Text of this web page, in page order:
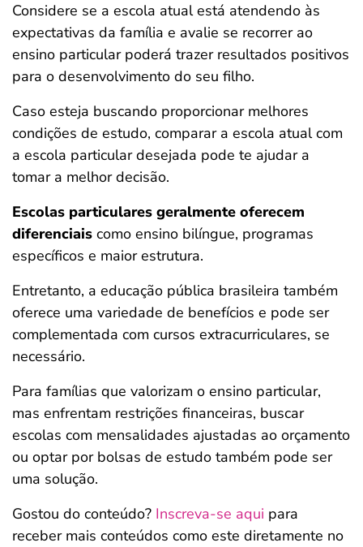
Considere se a escola atual está atendendo às
expectativas da família e avalie se recorrer ao
ensino particular poderá trazer resultados positivos
para o desenvolvimento do seu filho.
Caso esteja buscando proporcionar melhores
condições de estudo, comparar a escola atual com
a escola particular desejada pode te ajudar a
tomar a melhor decisão.
Escolas particulares geralmente oferecem
diferenciais como ensino bilíngue, programas
específicos e maior estrutura.
Entretanto, a educação pública brasileira também
oferece uma variedade de benefícios e pode ser
complementada com cursos extracurriculares, se
necessário.
Para famílias que valorizam o ensino particular,
mas enfrentam restrições financeiras, buscar
escolas com mensalidades ajustadas ao orçamento
ou optar por bolsas de estudo também pode ser
uma solução.
Gostou do conteúdo? Inscreva-se aqui para
receber mais conteúdos como este diretamente no